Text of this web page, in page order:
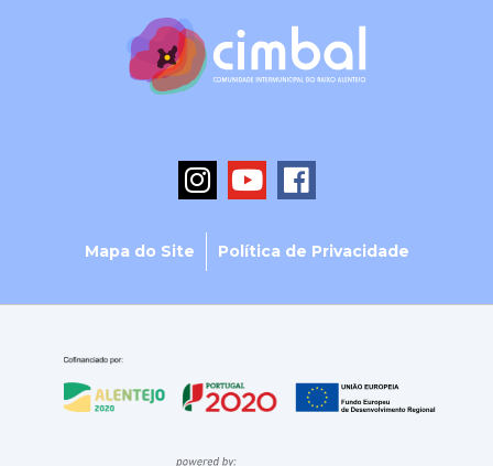
Mapa do Site Política de Privacidade